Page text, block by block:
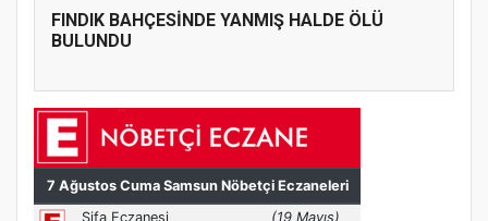
FINDIK BAHÇESİNDE YANMIŞ HALDE ÖLÜ
BULUNDU